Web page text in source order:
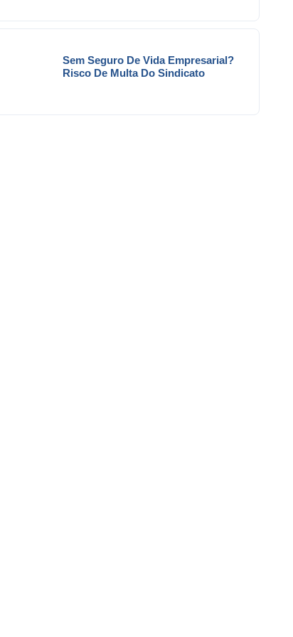
Sem Seguro De Vida Empresarial?
Risco De Multa Do Sindicato